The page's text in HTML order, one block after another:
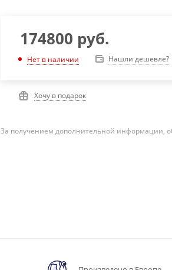
174800 руб.
Нет в наличии Нашли дешевле?
Хочу в подарок
За получением дополнительной информации,